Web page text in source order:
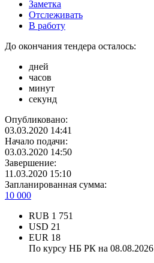
Заметка
Отслеживать
В работу
До окончания тендера осталось:
дней
часов
минут
секунд
Опубликовано:
03.03.2020 14:41
Начало подачи:
03.03.2020 14:50
Завершение:
11.03.2020 15:10
Запланированная сумма:
10 000
RUB 1 751
USD 21
EUR 18
По курсу НБ РК на 08.08.2026